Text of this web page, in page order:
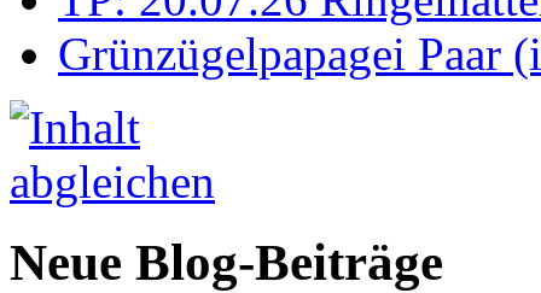
Grünzügelpapagei Paar
Neue Blog-Beiträge